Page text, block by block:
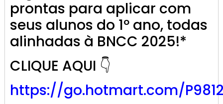
prontas para aplicar com
seus alunos do 1º ano, todas
alinhadas à BNCC 2025!*
CLIQUE AQUI 👇
https://go.hotmart.com/